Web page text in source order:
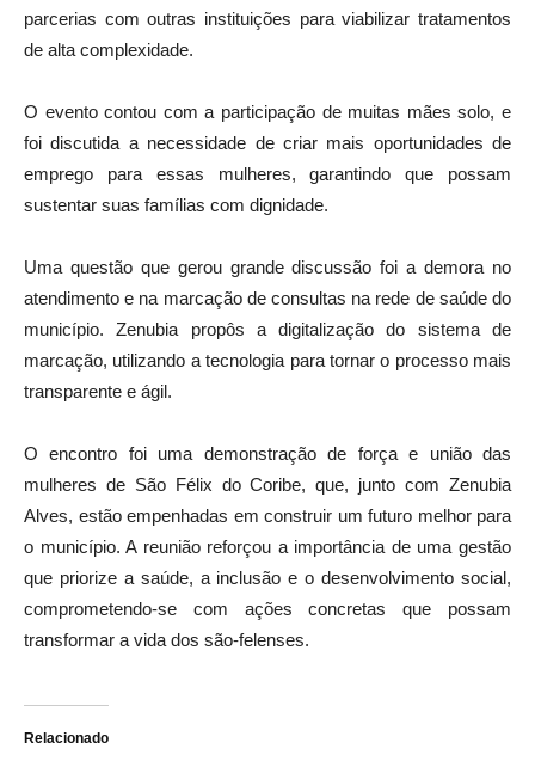
parcerias com outras instituições para viabilizar tratamentos
de alta complexidade.
O evento contou com a participação de muitas mães solo, e
foi discutida a necessidade de criar mais oportunidades de
emprego para essas mulheres, garantindo que possam
sustentar suas famílias com dignidade.
Uma questão que gerou grande discussão foi a demora no
atendimento e na marcação de consultas na rede de saúde do
município. Zenubia propôs a digitalização do sistema de
marcação, utilizando a tecnologia para tornar o processo mais
transparente e ágil.
O encontro foi uma demonstração de força e união das
mulheres de São Félix do Coribe, que, junto com Zenubia
Alves, estão empenhadas em construir um futuro melhor para
o município. A reunião reforçou a importância de uma gestão
que priorize a saúde, a inclusão e o desenvolvimento social,
comprometendo-se com ações concretas que possam
transformar a vida dos são-felenses.
Relacionado